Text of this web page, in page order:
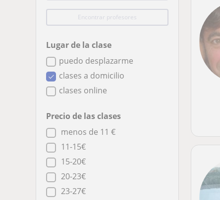
Encontrar profesores
Lugar de la clase
puedo desplazarme
clases a domicilio
clases online
Precio de las clases
menos de 11 €
11-15€
15-20€
20-23€
23-27€